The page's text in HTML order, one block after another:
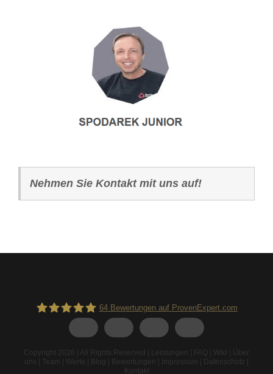
Nehmen Sie Kontakt mit uns auf!
64Bewertungen auf ProvenExpert.com
Copyright 2026 | All Rights Reserved | Leistungen FAQ Wiki
Über
uns
Team Werte Blog Bewertungen Impressum Datenschutz
Kontakt